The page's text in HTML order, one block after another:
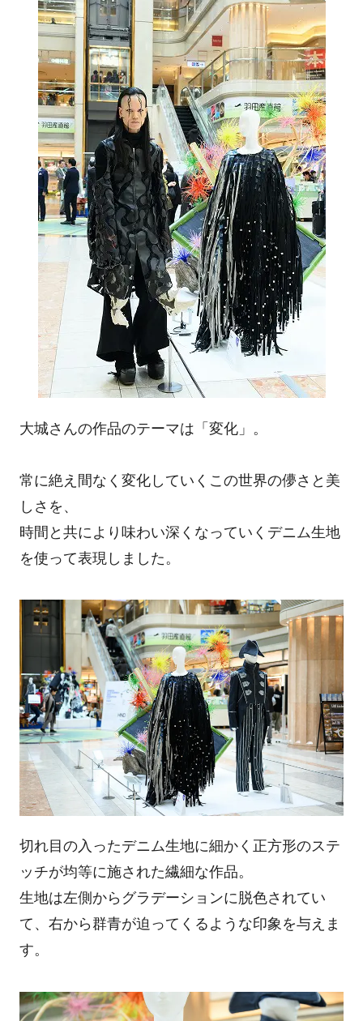
大城さんの作品のテーマは「変化」。
常に絶え間なく変化していくこの世界の儚さと美
しさを、
時間と共により味わい深くなっていくデニム生地
を使って表現しました。
切れ目の入ったデニム生地に細かく正方形のステ
ッチが均等に施された繊細な作品。
生地は左側からグラデーションに脱色されてい
て、右から群青が迫ってくるような印象を与えま
す。